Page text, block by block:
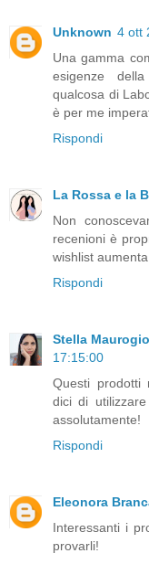
Unknown 4 ott
Una gamma
esigenze
qualcosa di
è per me
Rispondi
La Rossa e la
Non
recenioni è
wishlist
Rispondi
Stella
17:15:00
Questi prodotti
dici di
assolutamente!
Rispondi
Eleonora
Interessanti i
provarli!